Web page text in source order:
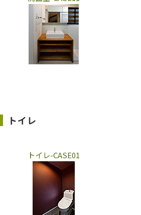
トイレ
トイレ-CASE01